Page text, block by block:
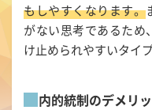
もしやすくなります。
がない思考であるため
け止められやすいタイ
内的統制のデメリ